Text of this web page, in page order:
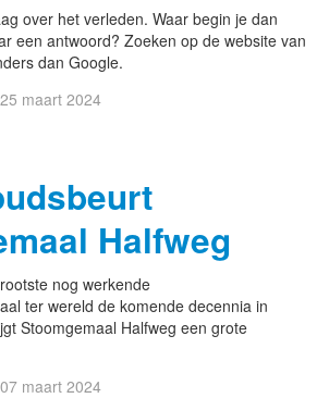
over het verleden. Waar begin je dan
een antwoord? Zoeken op de website van
dan Google.
maart 2024
Halfweg
nog werkende
ter wereld de komende decennia in
Stoomgemaal Halfweg een grote
maart 2024